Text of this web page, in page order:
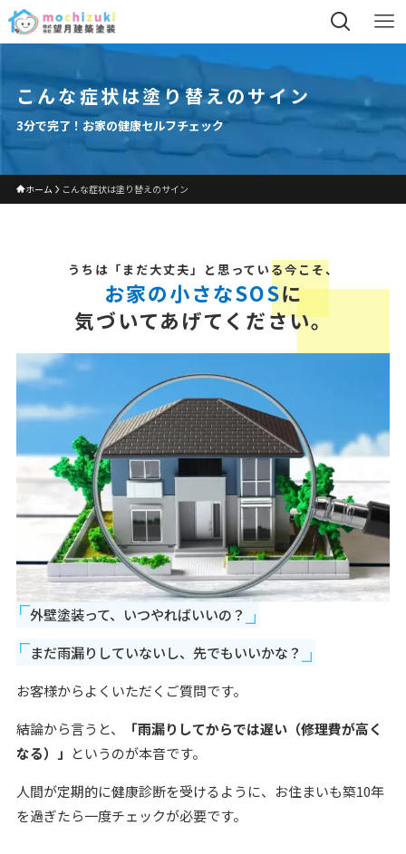
こんな症状は塗り替えのサイン
3分で完了！お家の健康セルフチェック
ホーム こんな症状は塗り替えのサイン
うちは「まだ大丈夫」と思っている今こそ、
お家の小さなSOSに
気づいてあげてください。
外壁塗装って、いつやればいいの？
まだ雨漏りしていないし、先でもいいかな？
お客様からよくいただくご質問です。
結論から言うと、
「雨漏りしてからでは遅い（修理費が高く
なる）」 というのが本音です。
人間が定期的に健康診断を受けるように、お住まいも築10年
を過ぎたら一度チェックが必要です。